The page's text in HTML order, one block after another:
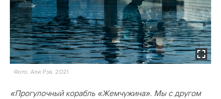
Фото: Али Рза. 2021
«Прогулочный корабль «Жемчужина». Мы с другом